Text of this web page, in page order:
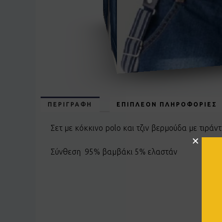
ΠΕΡΙΓΡΑΦΉ ΕΠΙΠΛΈΟΝ ΠΛΗΡΟΦΟΡΊΕΣ
Σετ με κόκκινο polo και τζιν βερμούδα με
Σύνθεση 95% βαμβάκι 5% ελαστάν